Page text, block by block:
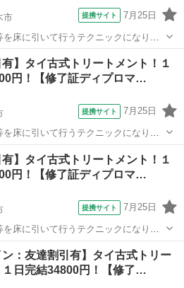
市 提携サイト 7月25日
床に引いて行うテクニックになりま
、体感して頂きます。お客様は洋服
様へ圧をゆっくり加えながら押して
を兼ね備え...
有】タイ古式トリートメント！１
円！【修了証ディプロマ…
提携サイト 7月25日
を床に引いて行うテクニックになりま
、体感して頂きます。お客様は洋服
様へ圧をゆっくり加えながら押して
を兼ね備え...
有】タイ古式トリートメント！１
円！【修了証ディプロマ…
提携サイト 7月25日
を床に引いて行うテクニックになりま
、体感して頂きます。お客様は洋服
様へ圧をゆっくり加えながら押して
を兼ね備え...
ン：友達割引有】タイ古式トリー
１日完結34800円！【修了…